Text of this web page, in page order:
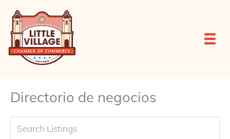
contenido
Directorio de negocios